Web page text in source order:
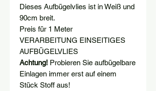
Dieses Aufbügelvlies ist in Weiß und
90cm breit.
Preis für 1 Meter
VERARBEITUNG EINSEITIGES
AUFBÜGELVLIES
Achtung! Probieren Sie aufbügelbare
Einlagen immer erst auf einem
Stück Stoff aus!